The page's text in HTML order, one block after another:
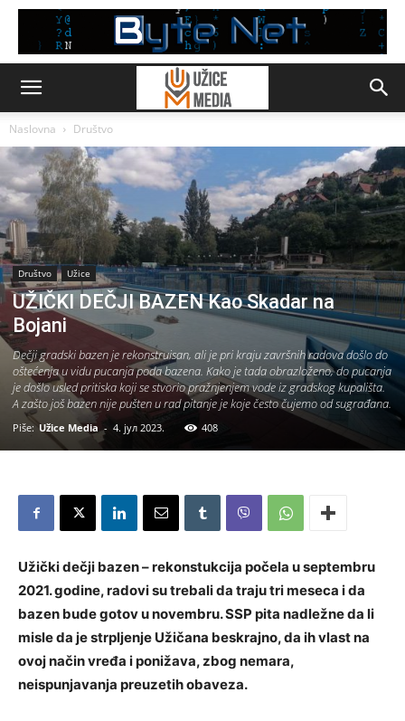
Naslovna Društvo
Društvo Užice
UŽIČKI DEČJI BAZEN Kao Skadar na
Bojani
Dečji gradski bazen je rekonstruisan, ali je pri kraju završnih radova došlo do
oštećenja u vidu pucanja poda bazena. Kako je tada obrazloženo, do pucanja
je došlo usled pritiska koji se stvorio pražnjenjem vode iz gradskog kupališta.
A zašto još bazen nije pušten u rad pitanje je koje često čujemo od sugrađana.
Piše: Užice Media - 4. јул 2023. 408
Užički dečji bazen – rekonstukcija počela u septembru
2021. godine, radovi su trebali da traju tri meseca i da
bazen bude gotov u novembru. SSP pita nadležne da li
misle da je strpljenje Užičana beskrajno, da ih vlast na
ovoj način vređa i ponižava, zbog nemara,
neispunjavanja preuzetih obaveza.